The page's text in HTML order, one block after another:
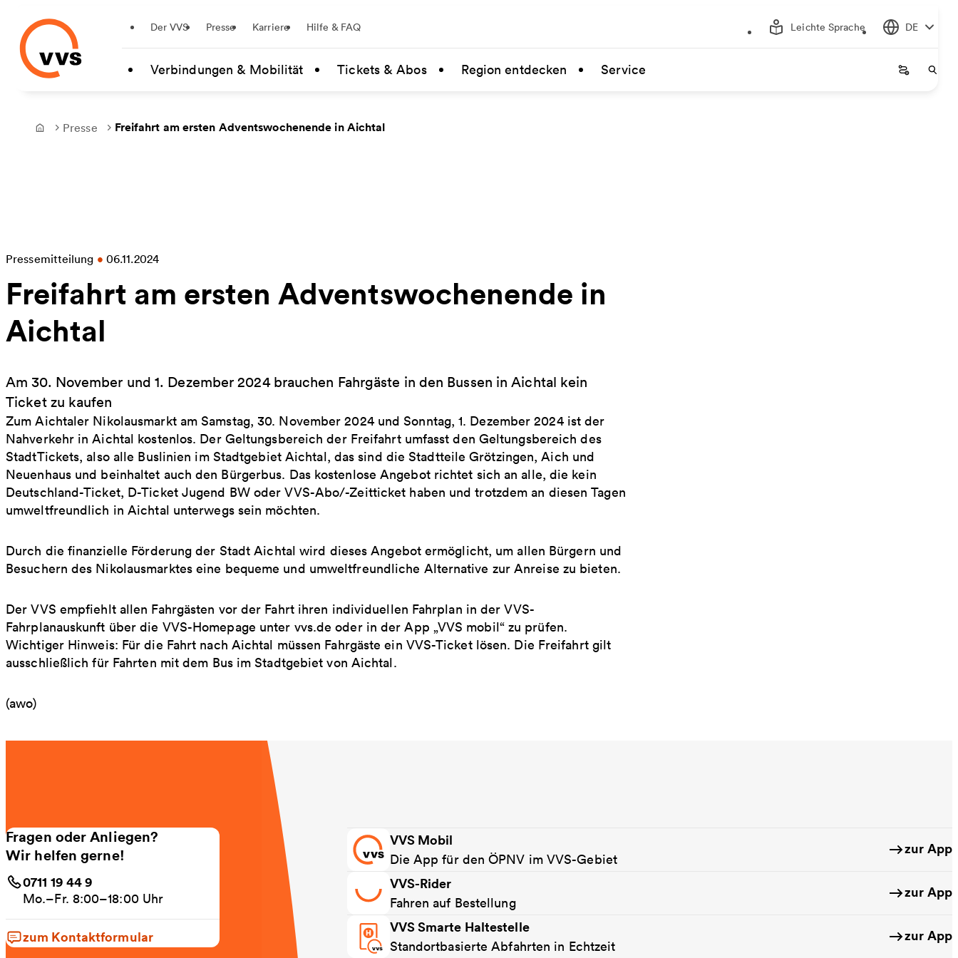
Zum Hauptinhalt springen
Der VVS Presse Karriere Hilfe & FAQ Leichte Sprache DE
Verbindungen & Mobilität Tickets & Abos Region entdecken Service Startseite
Frontpage
Presse Freifahrt am ersten Adventswochenende in Aichtal
Pressemitteilung • 06.11.2024
Freifahrt am ersten Adventswochenende in
Aichtal
Am 30. November und 1. Dezember 2024 brauchen Fahrgäste in den Bussen in Aichtal kein
Ticket zu kaufen
Zum Aichtaler Nikolausmarkt am Samstag, 30. November 2024 und Sonntag, 1. Dezember 2024 ist der
Nahverkehr in Aichtal kostenlos. Der Geltungsbereich der Freifahrt umfasst den Geltungsbereich des
StadtTickets, also alle Buslinien im Stadtgebiet Aichtal, das sind die Stadtteile Grötzingen, Aich und
Neuenhaus und beinhaltet auch den Bürgerbus. Das kostenlose Angebot richtet sich an alle, die kein
Deutschland-Ticket, D-Ticket Jugend BW oder VVS-Abo/-Zeitticket haben und trotzdem an diesen Tagen
umweltfreundlich in Aichtal unterwegs sein möchten.
Durch die finanzielle Förderung der Stadt Aichtal wird dieses Angebot ermöglicht, um allen Bürgern und
Besuchern des Nikolausmarktes eine bequeme und umweltfreundliche Alternative zur Anreise zu bieten.
Der VVS empfiehlt allen Fahrgästen vor der Fahrt ihren individuellen Fahrplan in der VVS-
Fahrplanauskunft über die VVS-Homepage unter vvs.de oder in der App „VVS mobil“ zu prüfen.
Wichtiger Hinweis: Für die Fahrt nach Aichtal müssen Fahrgäste ein VVS-Ticket lösen. Die Freifahrt gilt
ausschließlich für Fahrten mit dem Bus im Stadtgebiet von Aichtal.
(awo)
Fragen oder Anliegen?
Wir helfen gerne!
0711 19 44 9
Mo.–Fr. 8:00–18:00 Uhr
zum Kontaktformular
VVS Mobil
Die App für den ÖPNV im VVS-Gebiet
zur App
VVS-Rider
Fahren auf Bestellung
zur App
VVS Smarte Haltestelle
Standortbasierte Abfahrten in Echtzeit
zur App